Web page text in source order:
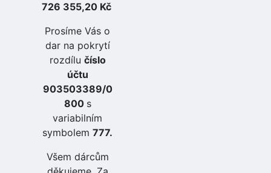
726 355,20 Kč
Prosíme Vás o
dar na pokrytí
rozdílu číslo
účtu
903503389/0
800 s
variabilním
symbolem 777.
Všem dárcům